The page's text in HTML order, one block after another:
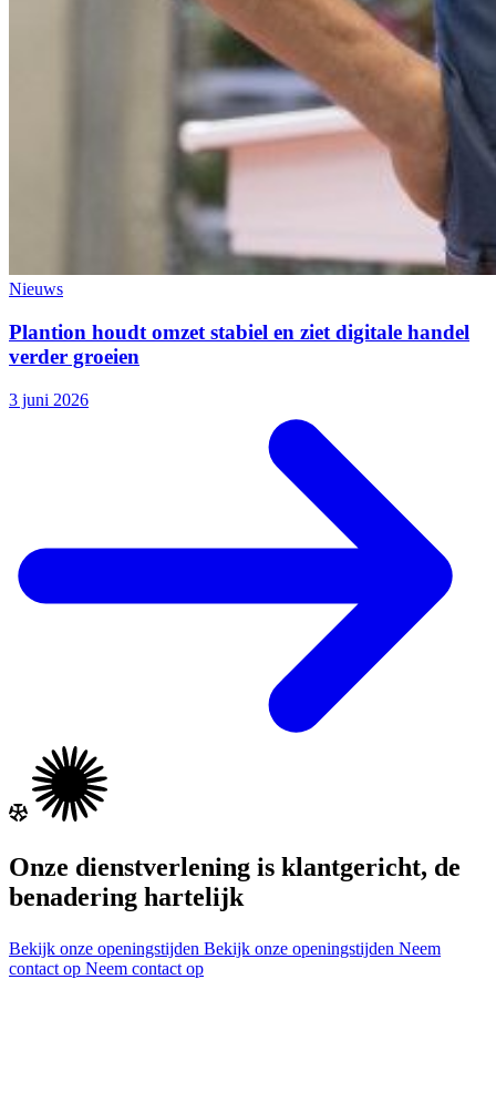
Nieuws
Plantion houdt omzet stabiel en ziet digitale handel
verder groeien
3 juni 2026
Onze dienstverlening is klantgericht, de
benadering hartelijk
Bekijk onze openingstijden Bekijk onze openingstijden Neem
contact op Neem contact op